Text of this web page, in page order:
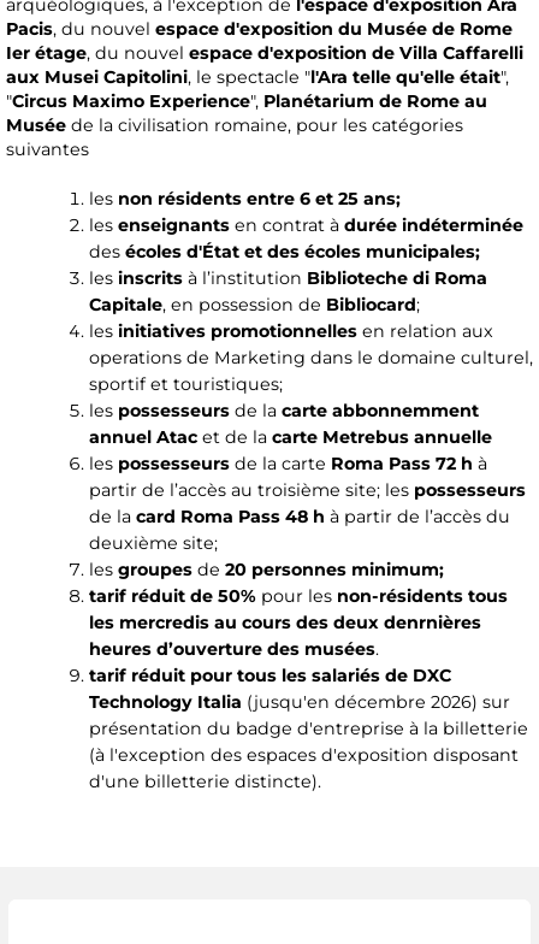
arquéologiques, à l'exception de l'espace d'exposition Ara
Pacis, du nouvel espace d'exposition du Musée de Rome
Ier étage, du nouvel espace d'exposition de Villa Caffarelli
aux Musei Capitolini, le spectacle "l'Ara telle qu'elle était",
"Circus Maximo Experience", Planétarium de Rome au
Musée de la civilisation romaine, pour les catégories
suivantes
les non résidents entre 6 et 25 ans;
les enseignants en contrat à durée indéterminée
des écoles d'État et des écoles municipales;
les inscritsà l’institution Biblioteche di Roma
Capitale, en possession de Bibliocard;
les initiatives promotionnellesen relation aux
operations de Marketing dans le domaine culturel,
sportif et touristiques;
les possesseursde la carte abbonnemment
annuel Atac et de la carte Metrebus annuelle
les possesseurs de la carte Roma Pass 72 h à
partir de l’accès au troisième site; les possesseurs
de la card Roma Pass 48 h à partir de l’accès du
deuxième site;
les groupesde 20 personnes minimum;
tarif réduit de 50% pour les non-résidents tous
les mercredis au cours des deux denrnières
heures d’ouverture des musées.
tarif réduit pour tous les salariés de DXC
Technology Italia (jusqu'en décembre 2026) sur
présentation du badge d'entreprise à la billetterie
(à l'exception des espaces d'exposition disposant
d'une billetterie distincte).